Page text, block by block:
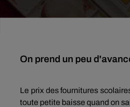
On prend un peu
Le prix des fournitures
toute petite baisse quand on